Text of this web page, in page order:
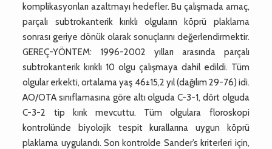
komplikasyonları azaltmayı hedefler. Bu çalışmada amaç,
parçalı subtrokanterik kırıklı olguların köprü plaklama
sonrası geriye dönük olarak sonuçlarını değerlendirmektir.
GEREÇ-YÖNTEM: 1996-2002 yılları arasında parçalı
subtrokanterik kırıklı 10 olgu çalışmaya dahil edildi. Tüm
olgular erkekti, ortalama yaş 46±15,2 yıl (dağılım 29-76) idi.
AO/OTA sınıflamasına göre altı olguda C-3-1, dört olguda
C-3-2 tip kırık mevcuttu. Tüm olgulara floroskopi
kontrolünde biyolojik tespit kurallarına uygun köprü
plaklama uygulandı. Son kontrolde Sander’s kriterleri için,